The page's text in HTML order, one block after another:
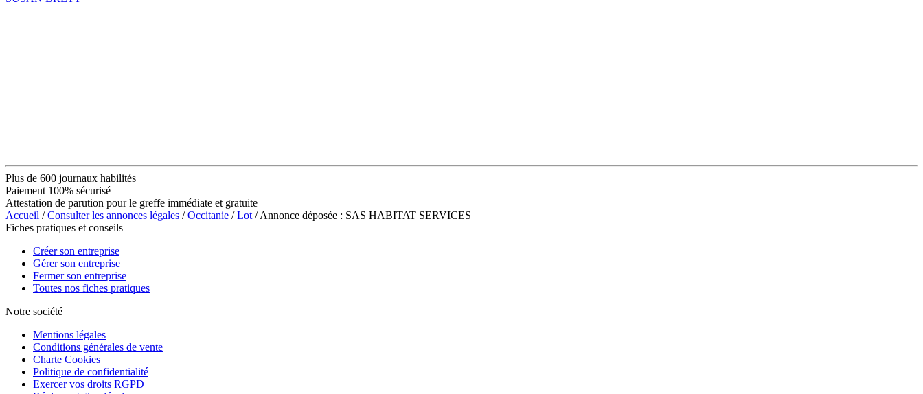
Plus de 600 journaux habilités
Paiement 100% sécurisé
Attestation de parution pour le greffe immédiate et gratuite
Accueil /Consulter les annonces légales /Occitanie /Lot / Annonce déposée : SAS HABITAT SERVICES
Fiches pratiques et conseils
Créer son entreprise
Gérer son entreprise
Fermer son entreprise
Toutes nos fiches pratiques
Notre société
Mentions légales
Conditions générales de vente
Charte Cookies
Politique de confidentialité
Exercer vos droits RGPD